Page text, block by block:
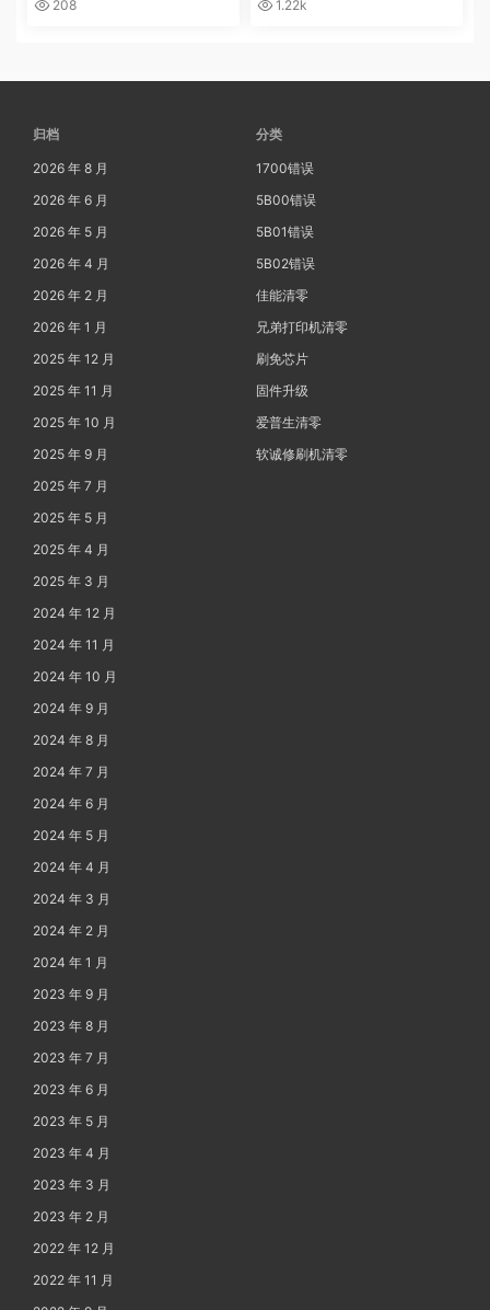
208 1.22k
归档
2026 年 8 月
2026 年 6 月
2026 年 5 月
2026 年 4 月
2026 年 2 月
2026 年 1 月
2025 年 12 月
2025 年 11 月
2025 年 10 月
2025 年 9 月
2025 年 7 月
2025 年 5 月
2025 年 4 月
2025 年 3 月
2024 年 12 月
2024 年 11 月
2024 年 10 月
2024 年 9 月
2024 年 8 月
2024 年 7 月
2024 年 6 月
2024 年 5 月
2024 年 4 月
2024 年 3 月
2024 年 2 月
2024 年 1 月
2023 年 9 月
2023 年 8 月
2023 年 7 月
2023 年 6 月
2023 年 5 月
2023 年 4 月
2023 年 3 月
2023 年 2 月
2022 年 12 月
2022 年 11 月
分类
1700错误
5B00错误
5B01错误
5B02错误
佳能清零
兄弟打印机清零
刷免芯片
固件升级
爱普生清零
软诚修刷机清零